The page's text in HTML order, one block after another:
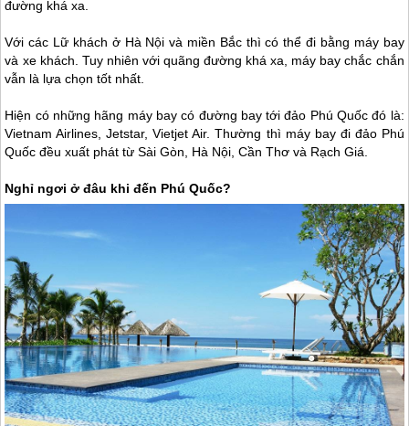
đường khá xa.
Với các Lữ khách ở Hà Nội và miền Bắc thì có thể đi bằng máy bay
và xe khách. Tuy nhiên với quãng đường khá xa, máy bay chắc chắn
vẫn là lựa chọn tốt nhất.
Hiện có những hãng máy bay có đường bay tới đảo Phú Quốcđó là:
Vietnam Airlines, Jetstar, Vietjet Air. Thường thì máy bay đi đảo Phú
Quốc đều xuất phát từ Sài Gòn, Hà Nội, Cần Thơ và Rạch Giá.
Nghỉ ngơi ở đâu khi đến Phú Quốc?